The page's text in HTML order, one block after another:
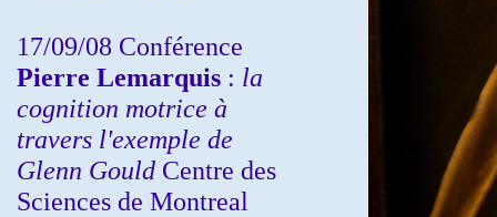
17/09/08 Conférence
Pierre Lemarquis : la
cognition motrice à
travers l'exemple de
Glenn Gould Centre des
Sciences de Montreal